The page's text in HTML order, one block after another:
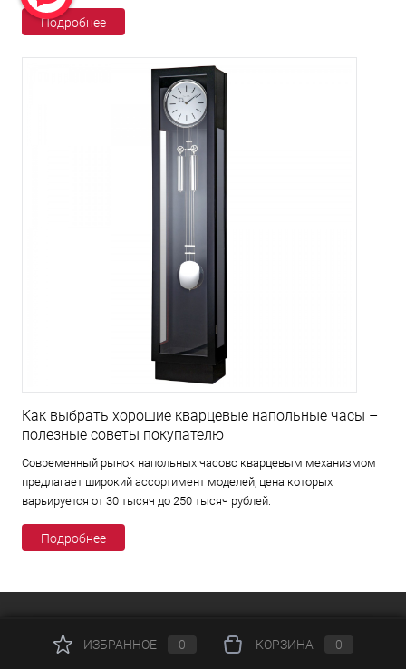
Подробнее
Как выбрать хорошие кварцевые напольные часы –
полезные советы покупателю
Современный рынок напольных часовс кварцевым механизмом
предлагает широкий ассортимент моделей, цена которых
варьируется от 30 тысяч до 250 тысяч рублей.
Подробнее
КАТАЛОГИЗБРАННОЕ 0 КОРЗИНА 0